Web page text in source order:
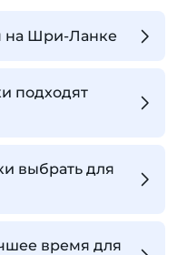
на Шри-Ланке
подходят
выбрать для
время для